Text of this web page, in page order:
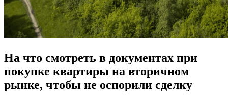
На что смотреть в документах при
покупке квартиры на вторичном
рынке, чтобы не оспорили сделку